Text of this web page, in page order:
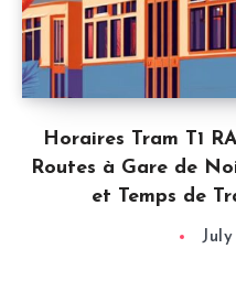
Horaires Tram T1
Routes à Gare de
et Temps de